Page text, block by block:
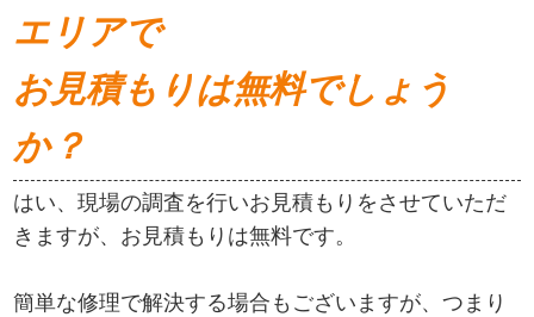
エリアで
お見積もりは無料でしょう
か？
はい、現場の調査を行いお見積もりをさせていただ
きますが、お見積もりは無料です。
簡単な修理で解決する場合もございますが、つまり